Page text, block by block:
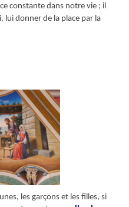
constante dans notre vie ; il
lui donner de la place par la
les garçons et les filles, si